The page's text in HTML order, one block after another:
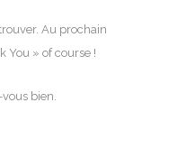
Au prochain
You » of course !
bien.